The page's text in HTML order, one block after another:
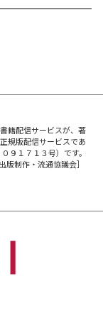
、アドバイス
た×全12タイ
に心がけたい
籍配信サービスが、著
規版配信サービスであ
９１７１３号）です。
制作・流通協議会］